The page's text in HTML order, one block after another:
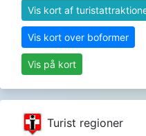
Vis kort af
Vis kort over boformer
Vis på kort
Turist regioner